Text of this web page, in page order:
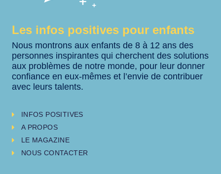
Les infos positives pour enfants
Nous montrons aux enfants de 8 à 12 ans des
personnes inspirantes qui cherchent des solutions
aux problèmes de notre monde, pour leur donner
confiance en eux-mêmes et l’envie de contribuer
avec leurs talents.
INFOS POSITIVES
A PROPOS
LE MAGAZINE
NOUS CONTACTER